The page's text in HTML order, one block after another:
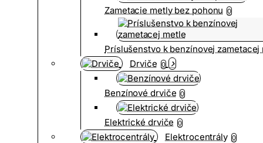
Zametacie metly bez pohonu 0
Príslušenstvo k benzínovej zametacej
Drviče 0
Benzínové drviče 0
Elektrické drviče 0
Elektrocentrály 0